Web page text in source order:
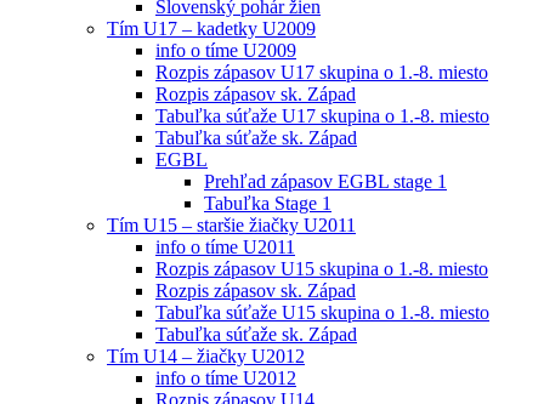
Slovenský pohár žien
Tím U17 – kadetky U2009
info o tíme U2009
Rozpis zápasov U17 skupina o 1.-8. miesto
Rozpis zápasov sk. Západ
Tabuľka súťaže U17 skupina o 1.-8. miesto
Tabuľka súťaže sk. Západ
EGBL
Prehľad zápasov EGBL stage 1
Tabuľka Stage 1
Tím U15 – staršie žiačky U2011
info o tíme U2011
Rozpis zápasov U15 skupina o 1.-8. miesto
Rozpis zápasov sk. Západ
Tabuľka súťaže U15 skupina o 1.-8. miesto
Tabuľka súťaže sk. Západ
Tím U14 – žiačky U2012
info o tíme U2012
Rozpis zápasov U14